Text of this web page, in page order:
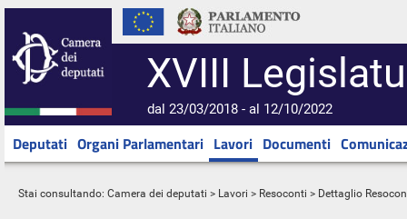
XVIII
dal 23/03/2018 - al 12/10/2022
Deputati Organi Parlamentari Lavori Documenti
Stai consultando: Camera dei deputati > Lavori > Resoconti > Dettaglio